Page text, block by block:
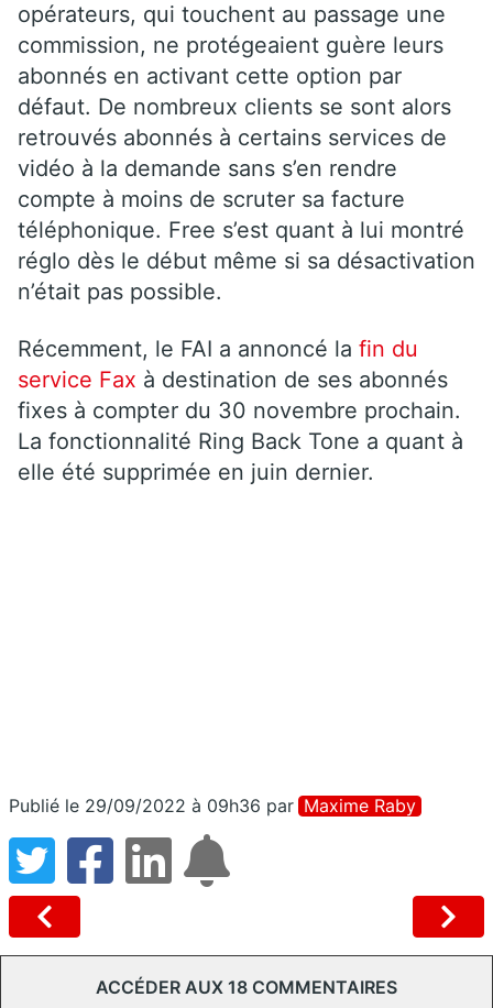
opérateurs, qui touchent au passage une
commission, ne protégeaient guère leurs
abonnés en activant cette option par
défaut. De nombreux clients se sont alors
retrouvés abonnés à certains services de
vidéo à la demande sans s’en rendre
compte à moins de scruter sa facture
téléphonique. Free s’est quant à lui montré
réglo dès le début même si sa désactivation
n’était pas possible.
Récemment, le FAI a annoncé la fin du
service Fax à destination de ses abonnés
fixes à compter du 30 novembre prochain.
La fonctionnalité Ring Back Tone a quant à
elle été supprimée en juin dernier.
Publié le 29/09/2022 à 09h36 par Maxime Raby
ACCÉDER AUX 18 COMMENTAIRES